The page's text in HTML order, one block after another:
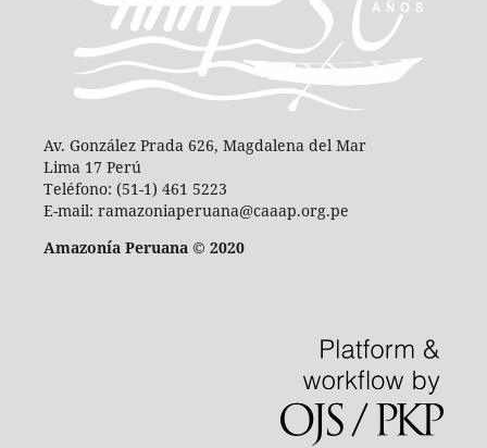
Av. González Prada 626, Magdalena del Mar
Lima 17 Perú
Teléfono: (51-1) 461 5223
E-mail: ramazoniaperuana@caaap.org.pe
Amazonía Peruana © 2020